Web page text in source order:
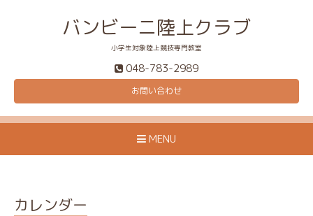
バンビーニ陸上クラブ
小学生対象陸上競技専門教室
048-783-2989
お問い合わせ
MENU
カレンダー